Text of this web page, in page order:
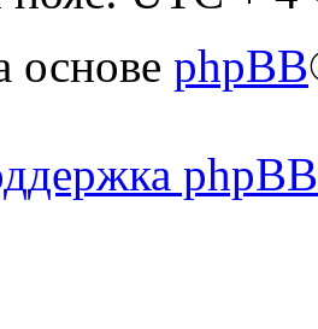
основе phpBB
phpBB